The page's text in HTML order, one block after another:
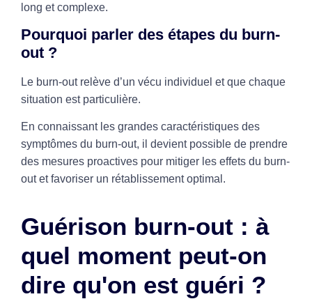
long et complexe.
Pourquoi parler des étapes du burn-
out ?
Le burn-out relève d’un vécu individuel et que chaque
situation est particulière.
En connaissant les grandes caractéristiques des
symptômes du burn-out, il devient possible de prendre
des mesures proactives pour mitiger les effets du burn-
out et favoriser un rétablissement optimal.
Guérison burn-out : à
quel moment peut-on
dire qu'on est guéri ?